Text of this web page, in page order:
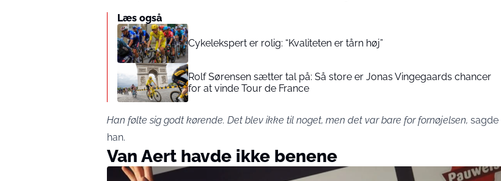
Læs også
Cykelekspert er rolig: “Kvaliteten er tårn høj”
Rolf Sørensen sætter tal på: Så store er Jonas Vingegaards chancer
for at vinde Tour de France
Han følte sig godt kørende. Det blev ikke til noget, men det var bare for fornøjelsen, sagde
han.
Van Aert havde ikke benene